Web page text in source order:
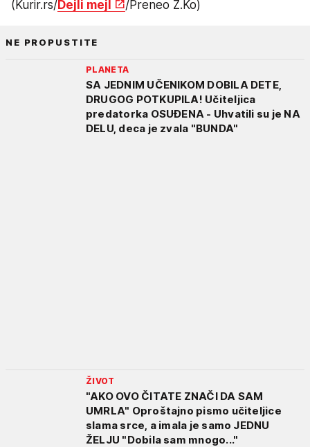
(Kurir.rs/Dejli mejl /Preneo Z.Ko)
NE PROPUSTITE
PLANETA
SA JEDNIM UČENIKOM DOBILA DETE,
DRUGOG POTKUPILA! Učiteljica
predatorka OSUĐENA - Uhvatili su je NA
DELU, deca je zvala "BUNDA"
ŽIVOT
"AKO OVO ČITATE ZNAČI DA SAM
UMRLA" Oproštajno pismo učiteljice
slama srce, a imala je samo JEDNU
ŽELJU "Dobila sam mnogo..."